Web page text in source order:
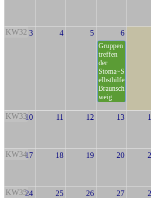
KW32 3 4 5 6
Gruppen
treffen
der
Stoma~S
elbsthilfe
Braunsch
weig
KW3310 11 12 13
KW3417 18 19 20
KW3524 25 26 27